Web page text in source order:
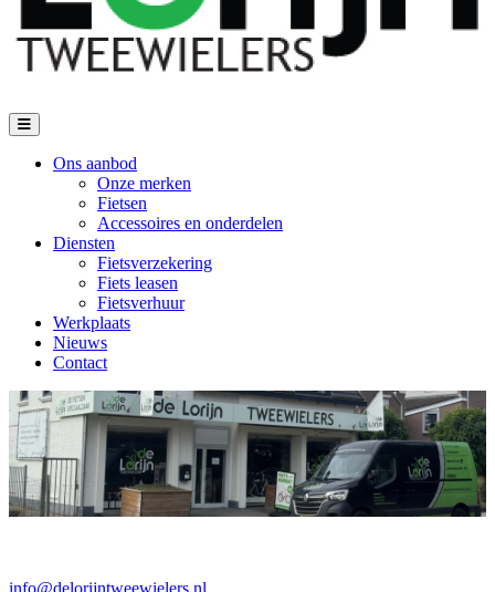
Ons aanbod
Onze merken
Fietsen
Accessoires en onderdelen
Diensten
Fietsverzekering
Fiets leasen
Fietsverhuur
Werkplaats
Nieuws
Contact
info@delorijntweewielers.nl